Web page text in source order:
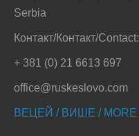
Serbia
Контакт/Контакт/Contact:
+ 381 (0) 21 6613 697
office@ruskeslovo.com
ВЕЦЕЙ / ВИШЕ / MORE